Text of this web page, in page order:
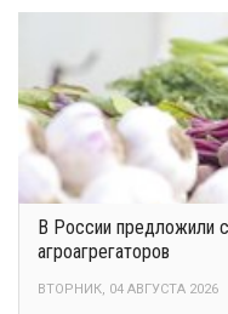
В России предложили
агроагрегаторов
ВТОРНИК, 04 АВГУСТА 2026